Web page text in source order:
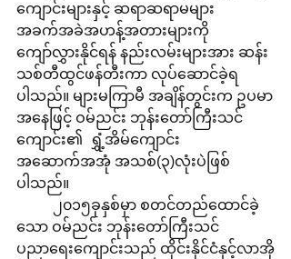
ကျောင်းများနှင့် ဆရာဆရာမများ
အခက်အခဲအဟန့်အတားများကို
ကျော်လွှားနိုင်ရန် နည်းလမ်းများအား ဆန်း
သစ်တီထွင်ဖန်တီးကာ လုပ်ဆောင်ခဲ့ရ
ပါသည်။ များမကြာမီ အချိန်တွင်းက ဥပမာ
အနေဖြင့် ဝမ်ညင်း ဘုန်းတော်ကြီးသင်
ကျောင်း၏  ရွှံ့အိမ်ကျောင်း
အဆောက်အအုံ အသစ်(၃)လုံးပဲဖြစ်
ပါသည်။
သော ဝမ်ညင်း ဘုန်းတော်ကြီးသင်
ပညာရေးကျောင်းသည် ထိုင်းနိုင်ငံနှင့်လာအို